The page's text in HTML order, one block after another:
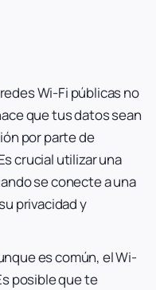
Wi-Fi públicas no
que tus datos sean
por parte de
crucial utilizar una
se conecte a una
privacidad y
es común, el Wi-
posible que te